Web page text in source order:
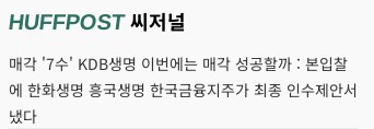
HUFFPOST씨저널
매각 '7수' KDB생명 이번에는 매각 성공할까 : 본입찰
에 한화생명 흥국생명 한국금융지주가 최종 인수제안서
냈다